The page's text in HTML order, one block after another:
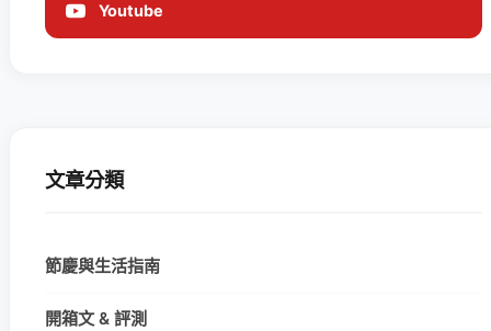
Youtube
文章分類
節慶與生活指南
開箱文 & 評測